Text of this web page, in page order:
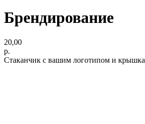
Брендирование
20,00
р.
Стаканчик с вашим логотипом и крышка